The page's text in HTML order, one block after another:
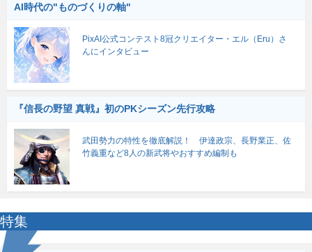
AI時代の"ものづくりの軸"
PixAI公式コンテスト8冠クリエイター・エル（Eru）さ
んにインタビュー
『信長の野望 真戦』初のPKシーズン先行攻略
武田勢力の特性を徹底解説！ 伊達政宗、長野業正、佐
竹義重など8人の新武将やおすすめ編制も
特集